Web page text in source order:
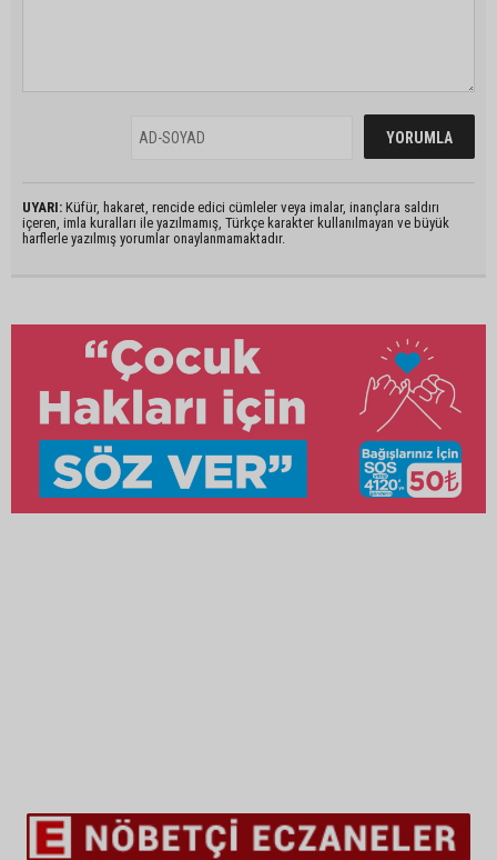
UYARI: Küfür, hakaret, rencide edici cümleler veya imalar, inançlara saldırı
içeren, imla kuralları ile yazılmamış, Türkçe karakter kullanılmayan ve büyük
harflerle yazılmış yorumlar onaylanmamaktadır.